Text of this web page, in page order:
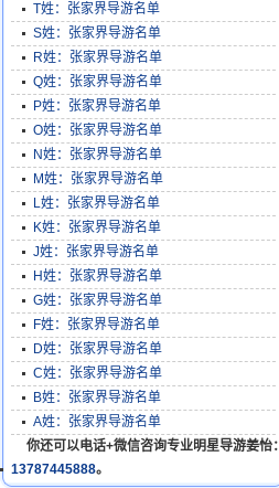
T姓：张家界导游名单
S姓：张家界导游名单
R姓：张家界导游名单
Q姓：张家界导游名单
P姓：张家界导游名单
O姓：张家界导游名单
N姓：张家界导游名单
M姓：张家界导游名单
L姓：张家界导游名单
K姓：张家界导游名单
J姓：张家界导游名单
H姓：张家界导游名单
G姓：张家界导游名单
F姓：张家界导游名单
D姓：张家界导游名单
C姓：张家界导游名单
B姓：张家界导游名单
A姓：张家界导游名单
你还可以电话+微信咨询专业明星导游姜怡：
13787445888。